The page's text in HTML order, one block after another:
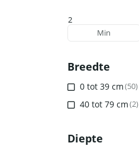
2
Breedte
0 tot 39 cm(50)
40 tot 79 cm(2)
Diepte